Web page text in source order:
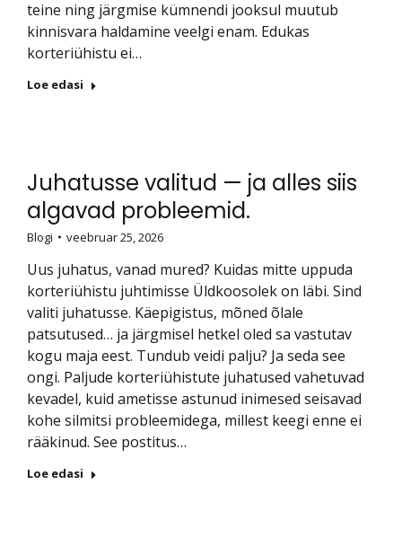
teine ning järgmise kümnendi jooksul muutub
kinnisvara haldamine veelgi enam. Edukas
korteriühistu ei…
Loe edasi
Juhatusse valitud — ja alles siis
algavad probleemid.
Blogi veebruar 25, 2026
Uus juhatus, vanad mured? Kuidas mitte uppuda
korteriühistu juhtimisse Üldkoosolek on läbi. Sind
valiti juhatusse. Käepigistus, mõned õlale
patsutused… ja järgmisel hetkel oled sa vastutav
kogu maja eest. Tundub veidi palju? Ja seda see
ongi. Paljude korteriühistute juhatused vahetuvad
kevadel, kuid ametisse astunud inimesed seisavad
kohe silmitsi probleemidega, millest keegi enne ei
rääkinud. See postitus…
Loe edasi